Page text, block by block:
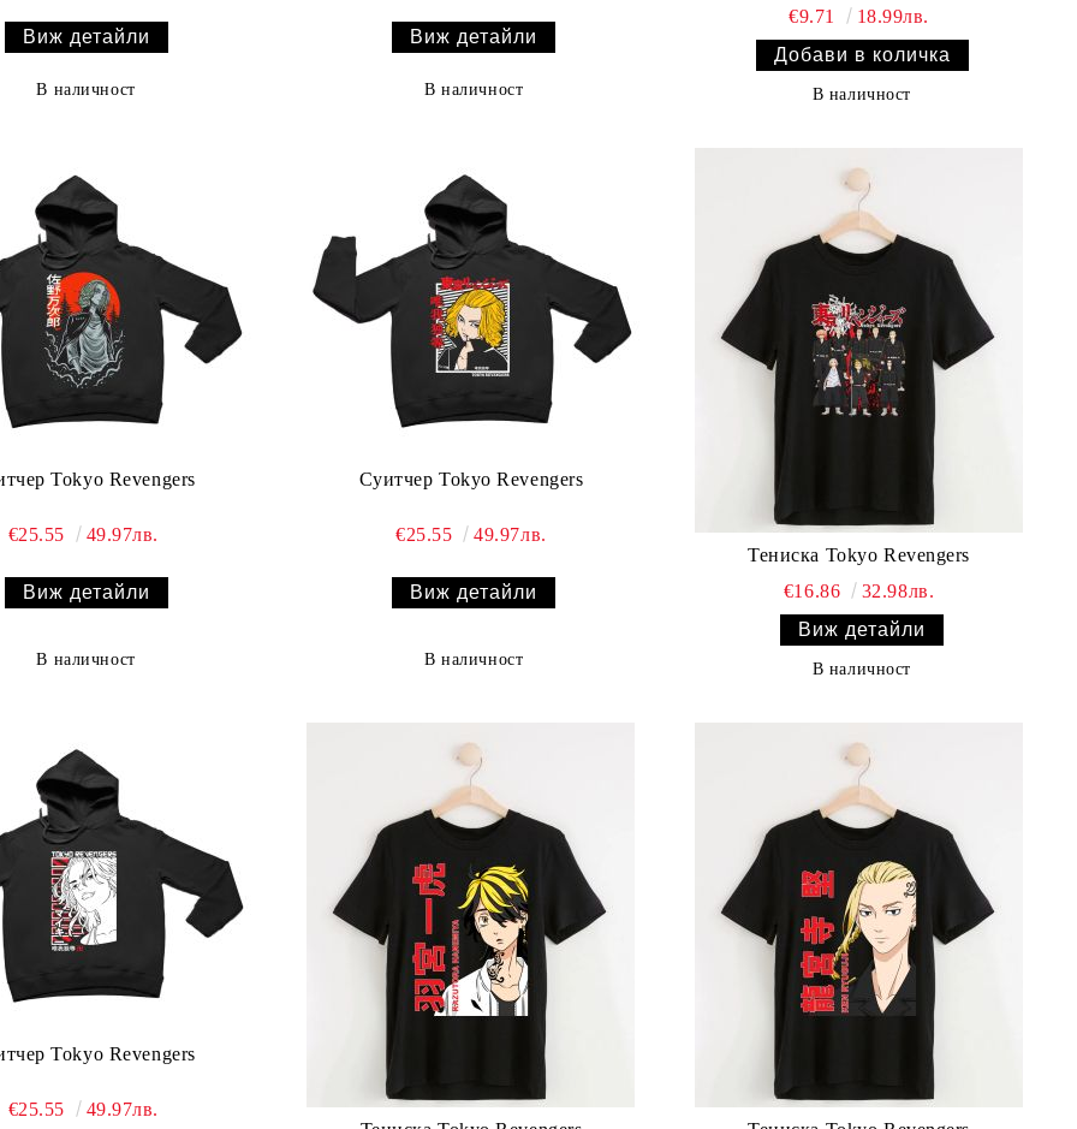
Виж детайли
В наличност
Виж детайли
В наличност
€9.71
18.99лв.
В наличност
Tokyo Revengers
€25.55 49.97лв.
Виж детайли
В наличност
Суитчер Tokyo Revengers
€25.55 49.97лв.
Виж детайли
В наличност
Тениска Tokyo Revengers
€16.86
32.98лв.
Виж детайли
В наличност
Tokyo Revengers
€25.55
49.97лв.